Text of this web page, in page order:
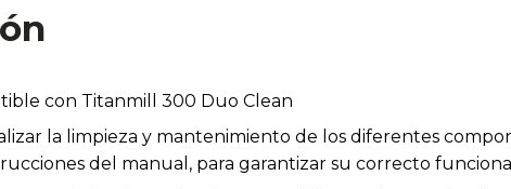
con Titanmill 300 Duo Clean
la limpieza y mantenimiento de los diferentes
del manual, para garantizar su correcto